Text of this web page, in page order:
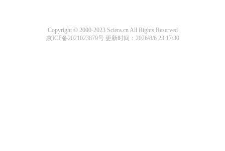
Copyright © 2000-2023 Sciera.cn All Rights Reserved
京ICP备2021023879号更新时间：2026/8/6 23:17:30